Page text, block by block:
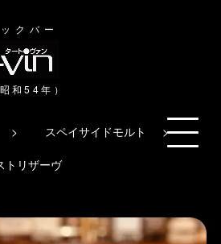
スペイサイドモルト
トリザーヴ